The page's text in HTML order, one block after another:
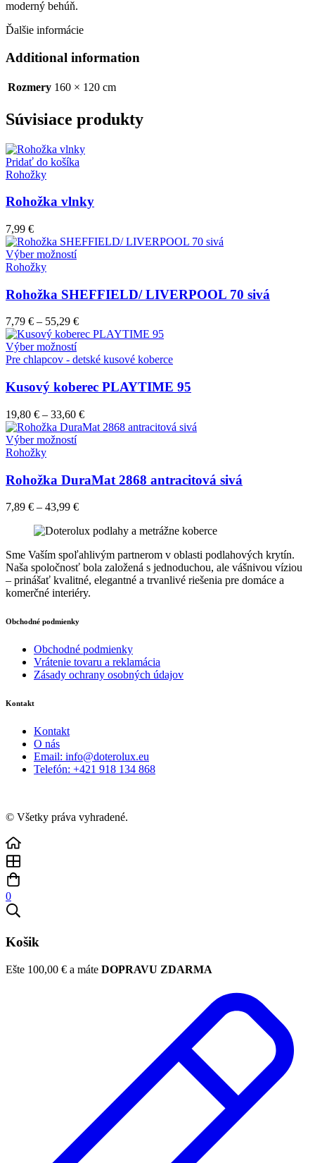
moderný behúň.
Ďalšie informácie
Additional information
Rozmery 160 × 120 cm
Súvisiace produkty
Pridať do košíka
Rohožky
Rohožka vlnky
7,99 €
Výber možnostíTento
viacero
variantov.
Možnosti
si
môžete
vybrať
na
stránke
produktu.
Rohožky
Rohožka SHEFFIELD/ LIVERPOOL 70 sivá
7,79 € – 55,29 €
Výber možnostíTento
produkt
viacero
variantov.
Možnosti
si
môžete
vybrať
stránke
produktu.
Pre chlapcov - detské kusové koberce
Kusový koberec PLAYTIME 95
19,80 € – 33,60 €
Výber možnostíTento
viacero
variantov.
Možnosti
môžete
vybrať
na
stránke
produktu.
Rohožky
Rohožka DuraMat 2868 antracitová sivá
7,89 € – 43,99 €
Sme Vaším spoľahlivým partnerom v oblasti podlahových krytín.
Naša spoločnosť bola založená s jednoduchou, ale vášnivou víziou
– prinášať kvalitné, elegantné a trvanlivé riešenia pre domáce a
komerčné interiéry.
Obchodné podmienky
Obchodné podmienky
Vrátenie tovaru a reklamácia
Zásady ochrany osobných údajov
Kontakt
Kontakt
O nás
Email: info@doterolux.eu
Telefón: +421 918 134 868
© Všetky práva vyhradené.
0
Košik
Ešte 100,00 € a máte DOPRAVU ZDARMA